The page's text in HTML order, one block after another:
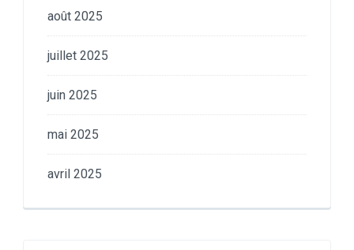
août 2025
juillet 2025
juin 2025
mai 2025
avril 2025